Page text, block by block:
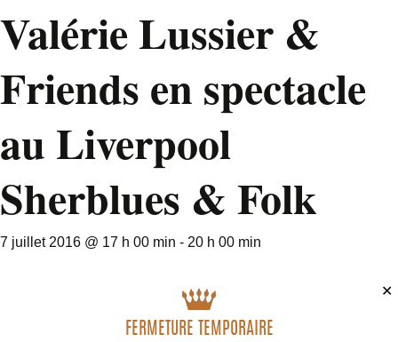
Valérie Lussier &
Friends en spectacle
au Liverpool
Sherblues & Folk
7 juillet 2016 @ 17 h 00 min - 20 h 00 min
✕
FERMETURE TEMPORAIRE